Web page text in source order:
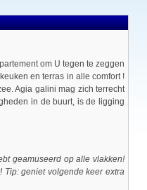
om U tegen te zeggen
en terras in alle comfort !
Agia galini mag zich terrecht
in de buurt, is de ligging
geamuseerd op alle vlakken!
geniet volgende keer extra